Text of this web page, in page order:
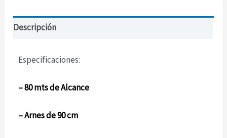
Descripción
Especificaciones:
– 80 mts de Alcance
– Arnes de 90 cm